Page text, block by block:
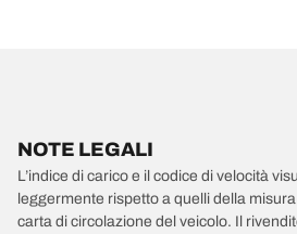
NOTE LEGALI
L’indice di carico e il codice di velocità
leggermente rispetto a quelli della
carta di circolazione del veicolo. Il